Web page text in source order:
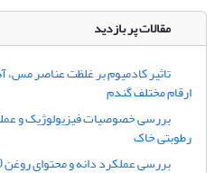
مقالات پر بازدید
تاثیر کادمیوم بر غلظت عناصر مس،
ارقام مختلف گندم
بررسی خصوصیات فیزیولوژیک و
رطوبتی خاک